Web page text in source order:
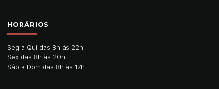
HORÁRIOS
Seg a Qui das 8h às 22h
Sex das 8h às 20h
Sáb e Dom das 8h às 17h